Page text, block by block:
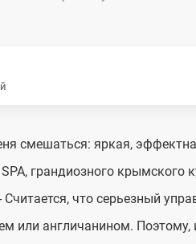
смешаться: яркая,
грандиозного
что серьезный
или англичанином.